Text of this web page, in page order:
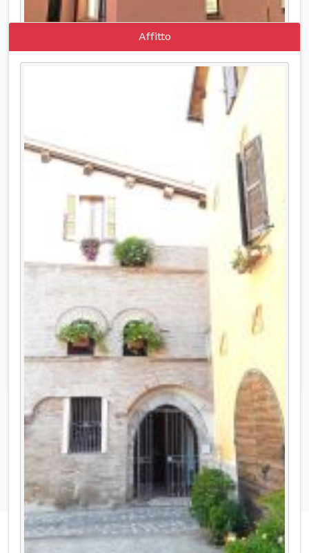
Affitto ufficio a Foligno, Zona Viale
Ancona, Via Tagliamento
AFFITTASI UFFICIO/AMBULATORIO MEDICO
posto al secondo ed ultimo piano con ascensore
composto da ingresso, ampia sala d'attesa,
ufficio/ambulatorio, due bagni, riscaldamento
autonomo, aria condizionata oltre a POSTO
AUTO privato ed ampio parcheggio
condominiale. Possibilità di LOCAZIONE
TEMPORANEA come STUDIO MEDICO. "Classe
energetica da definire" Per info: Fabio Messini
348.6504598 - fabio.messini@libero.it -
www.messiniimmobiliare.it
PrezzoEuro 450,00 mensili
Dettagli ufficio in affitto »
Affitto
Tutte le proposte